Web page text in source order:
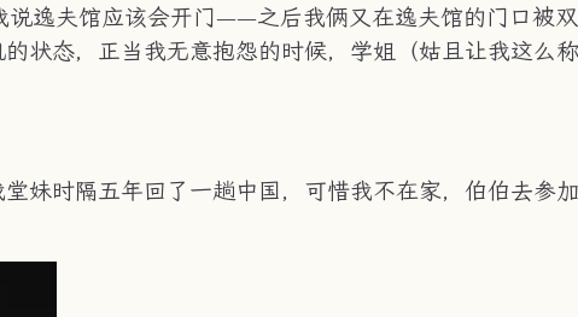
逸夫馆应该会开门——之后我俩又在逸夫馆的门口被
状态，正当我无意抱怨的时候，学姐（姑且让我这么
妹时隔五年回了一趟中国，可惜我不在家，伯伯去参